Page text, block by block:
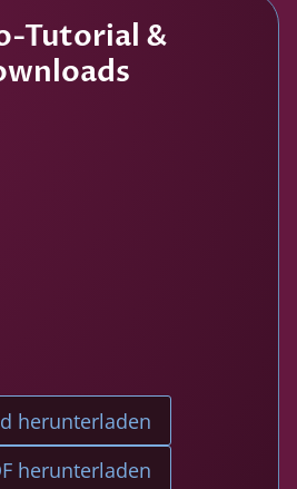
Tutorial &
herunterladen
herunterladen